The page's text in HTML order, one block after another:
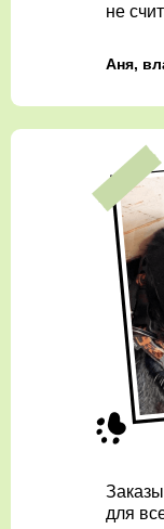
не
Аня,
для